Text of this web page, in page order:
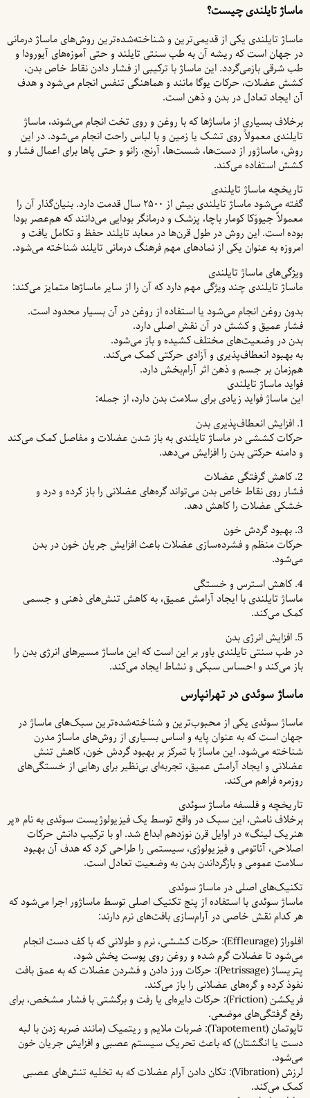
ماساژ تایلندی چیست؟
ماساژ تایلندی یکی از قدیمی‌ترین و شناخته‌شده‌ترین روش‌های ماساژ درمانی
در جهان است که ریشه آن به طب سنتی تایلند و حتی آموزه‌های آیورودا و
طب شرقی بازمی‌گردد. این ماساژ با ترکیبی از فشار دادن نقاط خاص بدن،
کشش عضلات، حرکات یوگا مانند و هماهنگی تنفس انجام می‌شود و هدف
آن ایجاد تعادل در بدن و ذهن است.
برخلاف بسیاری از ماساژها که با روغن و روی تخت انجام می‌شوند، ماساژ
تایلندی معمولاً روی تشک یا زمین و با لباس راحت انجام می‌شود. در این
روش، ماساژور از دست‌ها، شست‌ها، آرنج، زانو و حتی پاها برای اعمال فشار و
کشش استفاده می‌کند.
تاریخچه ماساژ تایلندی
گفته می‌شود ماساژ تایلندی بیش از ۲۵۰۰ سال قدمت دارد. بنیان‌گذار آن را
معمولاً جیووَکا کومار باچا، پزشک و درمانگر بودایی می‌دانند که هم‌عصر بودا
بوده است. این روش در طول قرن‌ها در معابد تایلند حفظ و تکامل یافت و
امروزه به عنوان یکی از نمادهای مهم فرهنگ درمانی تایلند شناخته می‌شود.
ویژگی‌های ماساژ تایلندی
ماساژ تایلندی چند ویژگی مهم دارد که آن را از سایر ماساژها متمایز می‌کند:
بدون روغن انجام می‌شود یا استفاده از روغن در آن بسیار محدود است.
فشار عمیق و کشش در آن نقش اصلی دارد.
بدن در وضعیت‌های مختلف کشیده و باز می‌شود.
به بهبود انعطاف‌پذیری و آزادی حرکتی کمک می‌کند.
هم‌زمان بر جسم و ذهن اثر آرام‌بخش دارد.
فواید ماساژ تایلندی
این ماساژ فواید زیادی برای سلامت بدن دارد، از جمله:
1. افزایش انعطاف‌پذیری بدن
حرکات کششی در ماساژ تایلندی به باز شدن عضلات و مفاصل کمک می‌کند
و دامنه حرکتی بدن را افزایش می‌دهد.
2. کاهش گرفتگی عضلات
فشار روی نقاط خاص بدن می‌تواند گره‌های عضلانی را باز کرده و درد و
خشکی عضلات را کاهش دهد.
3. بهبود گردش خون
حرکات منظم و فشرده‌سازی عضلات باعث افزایش جریان خون در بدن
می‌شود.
4. کاهش استرس و خستگی
ماساژ تایلندی با ایجاد آرامش عمیق، به کاهش تنش‌های ذهنی و جسمی
کمک می‌کند.
5. افزایش انرژی بدن
در طب سنتی تایلندی باور بر این است که این ماساژ مسیرهای انرژی بدن را
باز می‌کند و احساس سبکی و نشاط ایجاد می‌کند.
ماساژ سوئدی در تهرانپارس
ماساژ سوئدی یکی از محبوب‌ترین و شناخته‌شده‌ترین سبک‌های ماساژ در
جهان است که به عنوان پایه و اساس بسیاری از روش‌های ماساژ مدرن
شناخته می‌شود. این ماساژ با تمرکز بر بهبود گردش خون، کاهش تنش
عضلانی و ایجاد آرامش عمیق، تجربه‌ای بی‌نظیر برای رهایی از خستگی‌های
روزمره فراهم می‌کند.
تاریخچه و فلسفه ماساژ سوئدی
برخلاف نامش، این سبک در واقع توسط یک فیزیولوژیست سوئدی به نام «پر
هنریک لینگ» در اوایل قرن نوزدهم ابداع شد. او با ترکیب دانش حرکات
اصلاحی، آناتومی و فیزیولوژی، سیستمی را طراحی کرد که هدف آن بهبود
سلامت عمومی و بازگرداندن بدن به وضعیت تعادل است.
تکنیک‌های اصلی در ماساژ سوئدی
ماساژ سوئدی با استفاده از پنج تکنیک اصلی توسط ماساژور اجرا می‌شود که
هر کدام نقش خاصی در آرام‌سازی بافت‌های نرم دارند:
افلوراژ (Effleurage): حرکات کششی، نرم و طولانی که با کف دست انجام
می‌شود تا عضلات گرم شده و روغن روی پوست پخش شود.
پتریساژ (Petrissage): حرکات ورز دادن و فشردن عضلات که به عمق بافت
نفوذ کرده و گره‌های عضلانی را باز می‌کند.
فریکشن (Friction): حرکات دایره‌ای یا رفت و برگشتی با فشار مشخص، برای
رفع گرفتگی‌های موضعی.
تاپوتمان (Tapotement): ضربات ملایم و ریتمیک (مانند ضربه زدن با لبه
دست یا انگشتان) که باعث تحریک سیستم عصبی و افزایش جریان خون
می‌شود.
لرزش (Vibration): تکان دادن آرام عضلات که به تخلیه تنش‌های عصبی
کمک می‌کند.